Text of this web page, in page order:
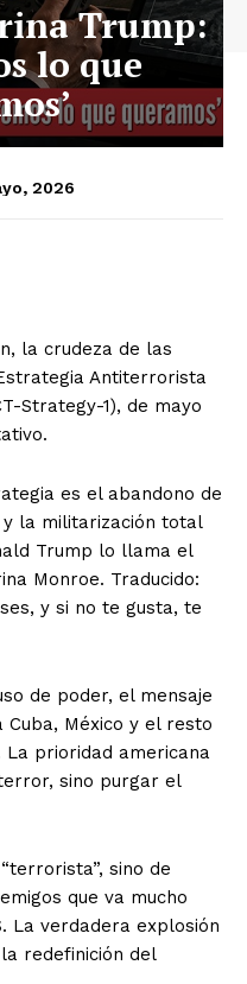
Trump:
lo que
2026
la crudeza de las
Antiterrorista
Strategy-1), de mayo
es el abandono de
la militarización total
Trump lo llama el
Monroe. Traducido:
y si no te gusta, te
de poder, el mensaje
México y el resto
La prioridad americana
sino purgar el
sino de
que va mucho
La verdadera explosión
redefinición del